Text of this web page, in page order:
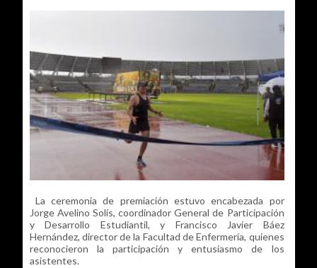
La ceremonia de premiación estuvo encabezada por
Jorge Avelino Solís, coordinador General de Participación
y Desarrollo Estudiantil, y Francisco Javier Báez
Hernández, director de la Facultad de Enfermería, quienes
reconocieron la participación y entusiasmo de los
asistentes.